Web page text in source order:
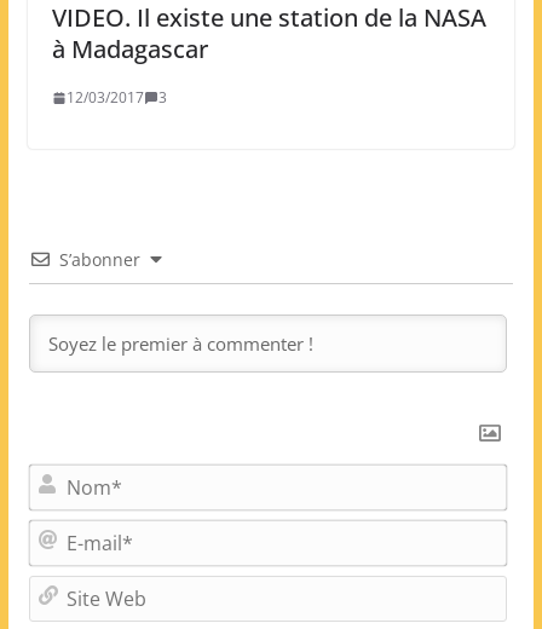
VIDEO. Il existe une station de la NASA
à Madagascar
12/03/2017 3
S’abonner
o
m
-
m
i